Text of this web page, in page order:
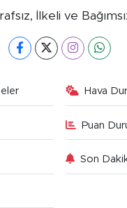
İlkeli ve
Hava
Puan
Son